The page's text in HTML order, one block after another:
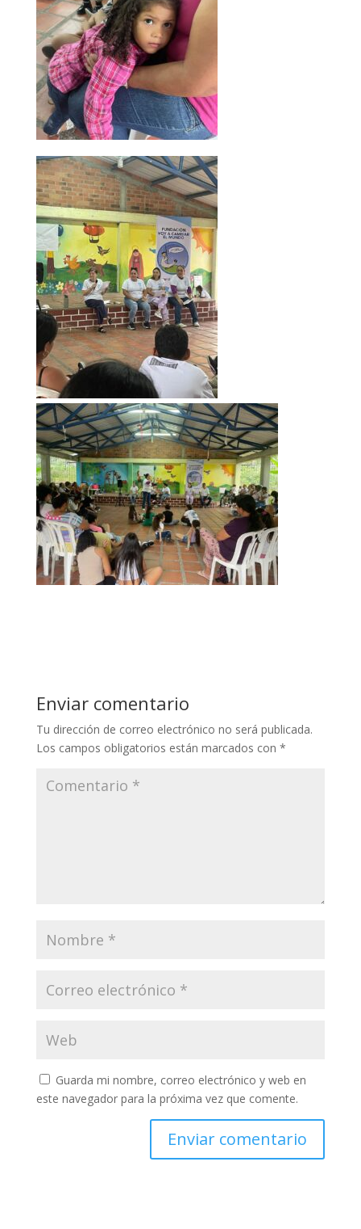
Enviar comentario
Tu dirección de correo electrónico no será publicada.
Los campos obligatorios están marcados con *
Guarda mi nombre, correo electrónico y web en
este navegador para la próxima vez que comente.